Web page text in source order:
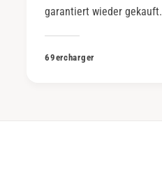
garantiert wieder gekauft.
69ercharger